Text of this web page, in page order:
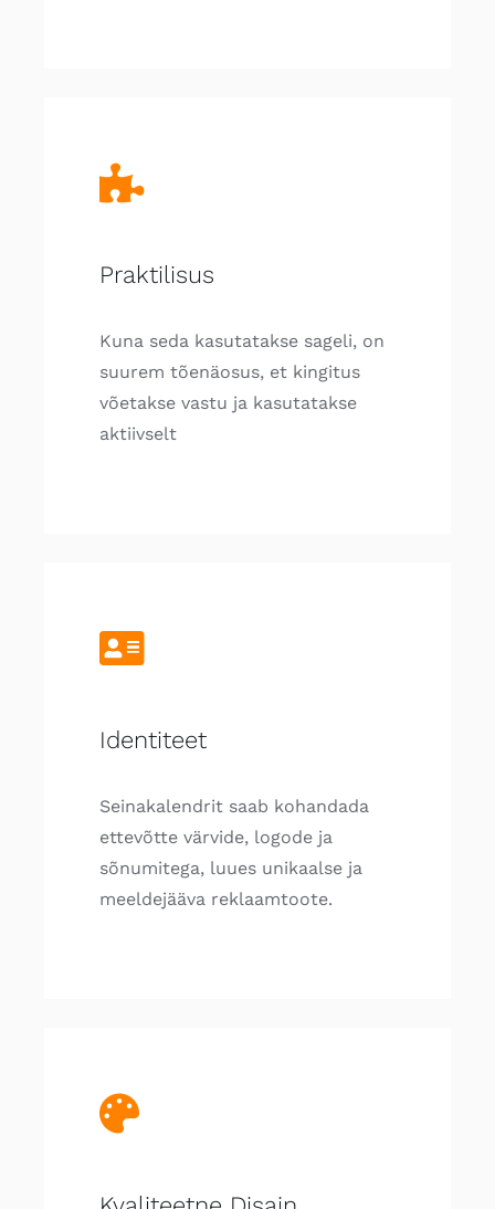
Praktilisus
Kuna seda kasutatakse sageli, on
suurem tõenäosus, et kingitus
võetakse vastu ja kasutatakse
aktiivselt
Identiteet
Seinakalendrit saab kohandada
ettevõtte värvide, logode ja
sõnumitega, luues unikaalse ja
meeldejääva reklaamtoote.